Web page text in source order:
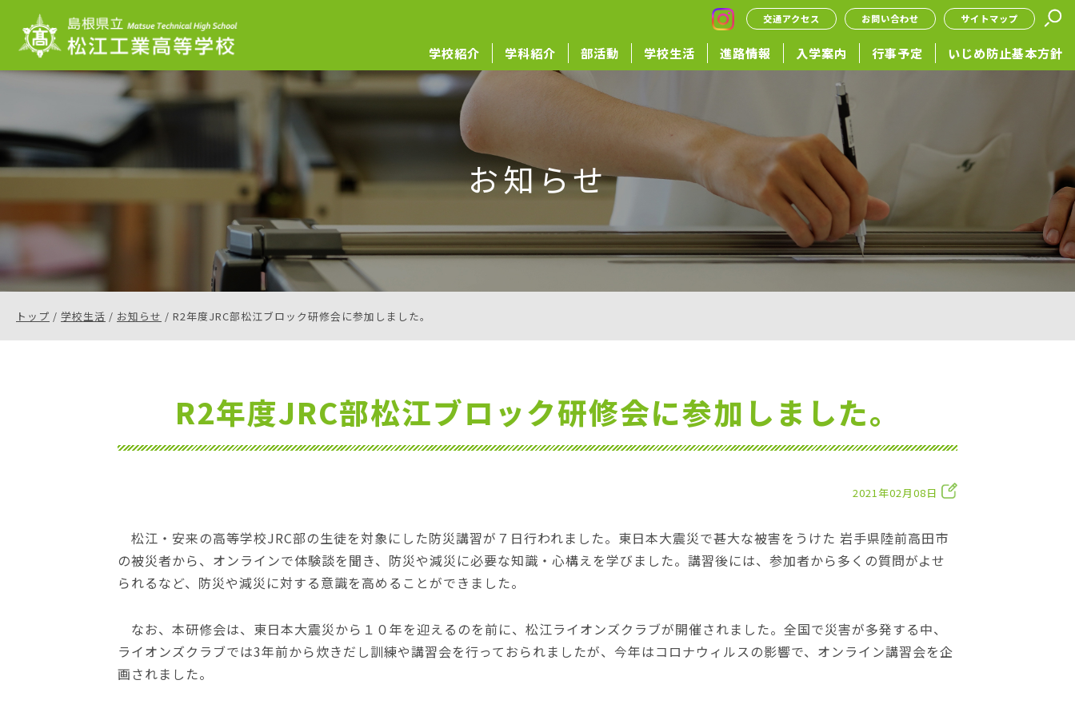
このページの本文へ 交通アクセス お問い合わせ サイトマップ
学校紹介 学科紹介 部活動 学校生活 進路情報 入学案内 行事予定 いじめ防止基本方針
お知らせ
現
トップ / 学校生活 / お知らせ / R2年度JRC部松江ブロック研修会に参加しました。
R2年度JRC部松江ブロック研修会に参加しました。
2021年02月08日
松江・安来の高等学校JRC部の生徒を対象にした防災講習が７日行われました。東日本大震災で甚大な被害をうけた 岩手県陸前高田市
の被災者から、オンラインで体験談を聞き、防災や減災に必要な知識・心構えを学びました。講習後には、参加者から多くの質問がよせ
られるなど、防災や減災に対する意識を高めることができました。
なお、本研修会は、東日本大震災から１０年を迎えるのを前に、松江ライオンズクラブが開催されました。全国で災害が多発する中、
ライオンズクラブでは3年前から炊きだし訓練や講習会を行っておられましたが、今年はコロナウィルスの影響で、オンライン講習会を企
画されました。